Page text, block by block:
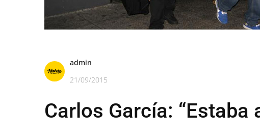
admin
21/09/2015
Carlos García: “Estaba